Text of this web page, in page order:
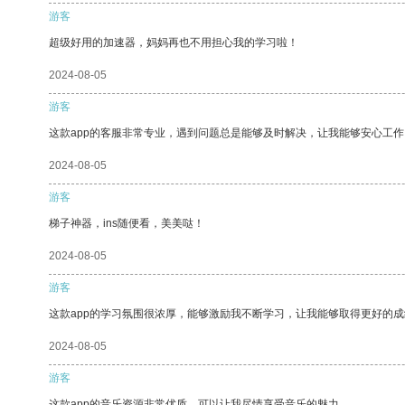
游客
超级好用的加速器，妈妈再也不用担心我的学习啦！
2024-08-05
游客
这款app的客服非常专业，遇到问题总是能够及时解决，让我能够安心工
2024-08-05
游客
梯子神器，ins随便看，美美哒！
2024-08-05
游客
这款app的学习氛围很浓厚，能够激励我不断学习，让我能够取得更好的
2024-08-05
游客